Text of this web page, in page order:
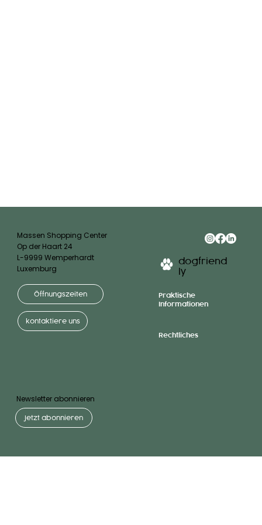
Newsletter abonnieren
Jetzt abonnieren
dogfriend
ly
Praktische
Informationen
Rechtliches
Massen Shopping Center
Op der Haart 24
L-9999 Wemperhardt
Luxemburg
Öffnungszeiten
kontaktiere uns